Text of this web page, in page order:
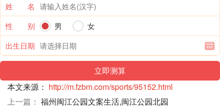
姓 名
性 别
男
女
出生日期
本文来源： http://m.fzbm.com/sports/95152.html
上一篇： 福州闽江公园文案生活,闽江公园北园